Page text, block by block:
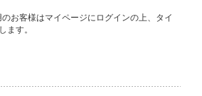
お客様はマイページにログインの上、タイ
ます。